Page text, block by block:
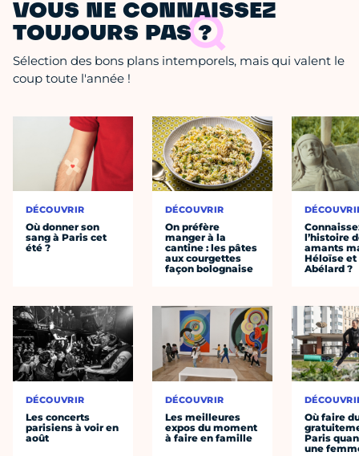
VOUS NE CONNAISSEZ
TOUJOURS PAS ?
Sélection des bons plans intemporels, mais qui valent le
coup toute l'année !
DÉCOUVRIR
Où donner son
sang à Paris cet
été ?
DÉCOUVRIR
Les concerts
parisiens à voir en
août
DÉCOUVRIR
On préfère
manger à la
cantine : les pâtes
aux courgettes
façon bolognaise
DÉCOUVRIR
Les meilleures
expos du moment
à faire en famille
l’histoire
amants
Héloïse et
Abélard ?
Où faire
Paris
une